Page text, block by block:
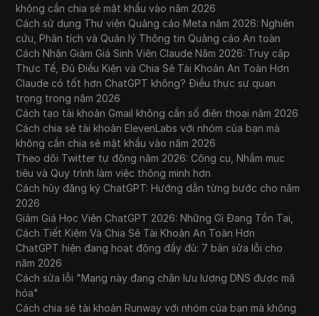
không cần chia sẻ mật khẩu vào năm 2026
Cách sử dụng Thư viện Quảng cáo Meta năm 2026: Nghiên
cứu, Phân tích và Quản lý Thông tin Quảng cáo An toàn
Cách Nhận Giảm Giá Sinh Viên Claude Năm 2026: Truy cập
Thực Tế, Đủ Điều Kiện và Chia Sẻ Tài Khoản An Toàn Hơn
Claude có tốt hơn ChatGPT không? Điều thực sự quan
trọng trong năm 2026
Cách tạo tài khoản Gmail không cần số điện thoại năm 2026
Cách chia sẻ tài khoản ElevenLabs với nhóm của bạn mà
không cần chia sẻ mật khẩu vào năm 2026
Theo dõi Twitter tự động năm 2026: Công cụ, Nhắm mục
tiêu và Quy trình làm việc thông minh hơn
Cách hủy đăng ký ChatGPT: Hướng dẫn từng bước cho năm
2026
Giảm Giá Học Viên ChatGPT 2026: Những Gì Đang Tồn Tại,
Cách Tiết Kiệm Và Chia Sẻ Tài Khoản An Toàn Hơn
ChatGPT hiện đang hoạt động đầy đủ: 7 bản sửa lỗi cho
năm 2026
Cách sửa lỗi "Mạng này đang chặn lưu lượng DNS được mã
hóa"
Cách chia sẻ tài khoản Runway với nhóm của bạn mà không